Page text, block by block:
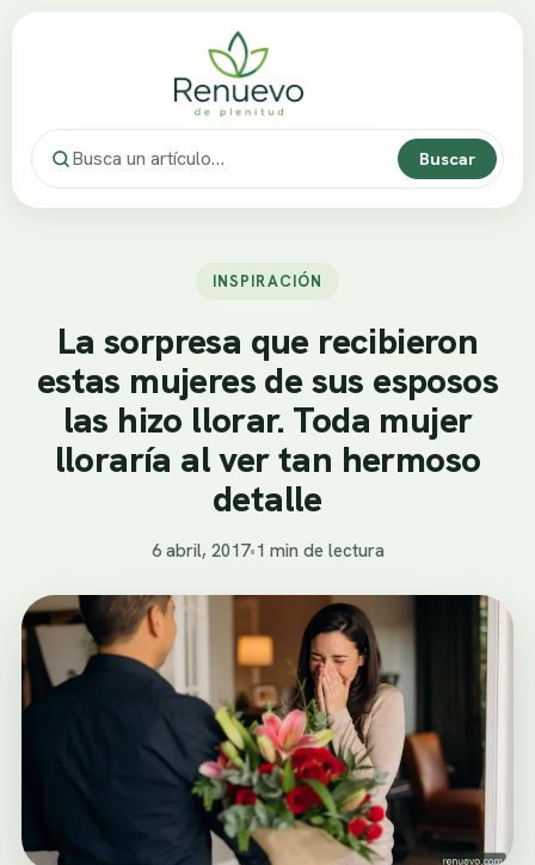
Buscar
INSPIRACIÓN
La sorpresa que recibieron
estas mujeres de sus esposos
las hizo llorar. Toda mujer
lloraría al ver tan hermoso
detalle
6 abril, 2017•1 min de lectura